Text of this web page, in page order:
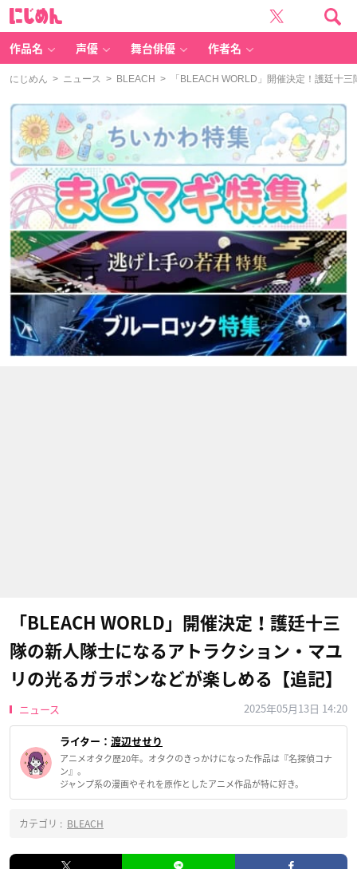
作品名 声優 舞台俳優 作者名
にじめん > ニュース > BLEACH > 「BLEACH WORLD」開催決定！護廷十
「BLEACH WORLD」開催決定！護廷十三
隊の新人隊士になるアトラクション・マユ
リの光るガラポンなどが楽しめる【追記】
ニュース 2025年05月13日 14:20
ライター： 渡辺せせり
アニメオタク歴20年。オタクのきっかけになった作品は『名探偵コナ
ン』。
ジャンプ系の漫画やそれを原作としたアニメ作品が特に好き。
カテゴリ : BLEACH